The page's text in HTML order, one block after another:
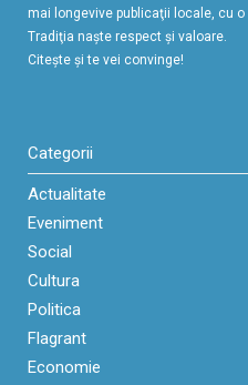
mai longevive publicaţii locale, cu
Tradiţia naşte respect şi valoare.
Citeşte şi te vei convinge!
Categorii
Actualitate
Eveniment
Social
Cultura
Politica
Flagrant
Economie